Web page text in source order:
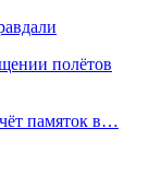
полётов
памяток в…